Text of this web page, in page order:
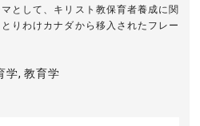
として、キリスト教保育者養成に関
りわけカナダから移入されたフレー
学, 教育学